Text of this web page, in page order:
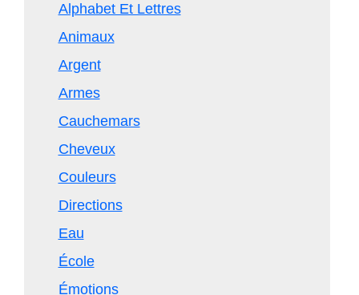
Alphabet Et Lettres
Animaux
Argent
Armes
Cauchemars
Cheveux
Couleurs
Directions
Eau
École
Émotions